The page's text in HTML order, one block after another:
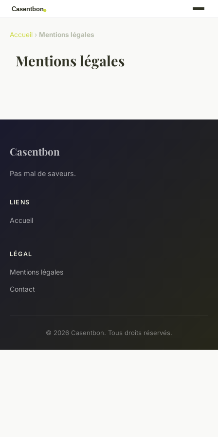
Accueil › Mentions légales
Mentions légales
Casentbon
Pas mal de saveurs.
LIENS
Accueil
LÉGAL
Mentions légales
Contact
© 2026 Casentbon. Tous droits réservés.